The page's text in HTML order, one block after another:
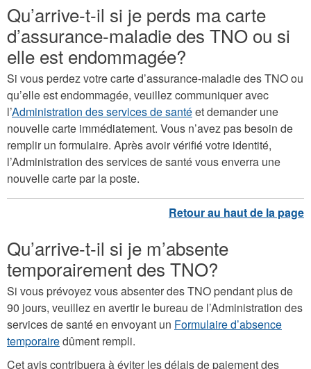
Qu’arrive-t-il si je perds ma carte
d’assurance-maladie des TNO ou si
elle est endommagée?
Si vous perdez votre carte d’assurance-maladie des TNO ou
qu’elle est endommagée, veuillez communiquer avec
l’Administration des services de santéet demander une
nouvelle carte immédiatement. Vous n’avez pas besoin de
remplir un formulaire. Après avoir vérifié votre identité,
l’Administration des services de santé vous enverra une
nouvelle carte par la poste.
Qu’arrive-t-il si je m’absente
temporairement des TNO?
Si vous prévoyez vous absenter des TNO pendant plus de
90 jours, veuillez en avertir le bureau de l’Administration des
services de santé en envoyant un Formulaire d’absence
temporairedûment rempli.
Cet avis contribuera à éviter les délais de paiement des